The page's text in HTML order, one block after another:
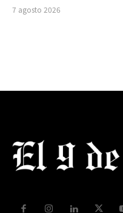
7 agosto 2026